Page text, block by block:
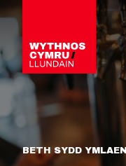
BETH SYDD YMLAEN